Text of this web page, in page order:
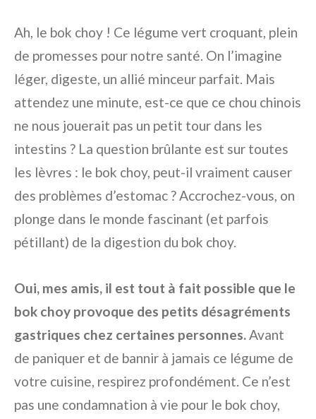
Ah, le bok choy ! Ce légume vert croquant, plein
de promesses pour notre santé. On l’imagine
léger, digeste, un allié minceur parfait. Mais
attendez une minute, est-ce que ce chou chinois
ne nous jouerait pas un petit tour dans les
intestins ? La question brûlante est sur toutes
les lèvres : le bok choy, peut-il vraiment causer
des problèmes d’estomac ? Accrochez-vous, on
plonge dans le monde fascinant (et parfois
pétillant) de la digestion du bok choy.
Oui, mes amis, il est tout à fait possible que le
bok choy provoque des petits désagréments
gastriques chez certaines personnes.Avant
de paniquer et de bannir à jamais ce légume de
votre cuisine, respirez profondément. Ce n’est
pas une condamnation à vie pour le bok choy,